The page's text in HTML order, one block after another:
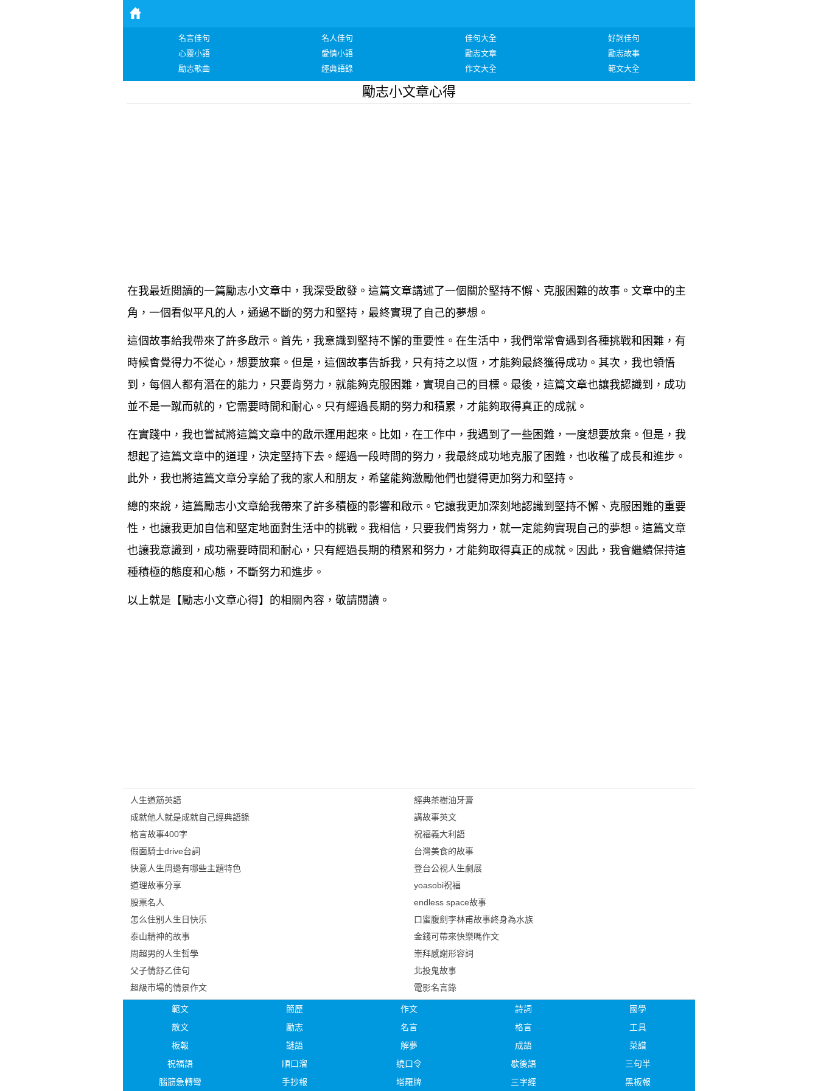
名言佳句 名人佳句 佳句大全
好詞佳句
心靈小語
愛情小語 勵志文章
勵志故事
勵志歌曲
經典語錄 作文大全 範文大全
勵志小文章心得
在我最近閱讀的一篇勵志小文章中，我深受啟發。這篇文章講述了一個關於堅持不懈、克服困難的故事。文章中的主
角，一個看似平凡的人，通過不斷的努力和堅持，最終實現了自己的夢想。
這個故事給我帶來了許多啟示。首先，我意識到堅持不懈的重要性。在生活中，我們常常會遇到各種挑戰和困難，有
時候會覺得力不從心，想要放棄。但是，這個故事告訴我，只有持之以恆，才能夠最終獲得成功。其次，我也領悟
到，每個人都有潛在的能力，只要肯努力，就能夠克服困難，實現自己的目標。最後，這篇文章也讓我認識到，成功
並不是一蹴而就的，它需要時間和耐心。只有經過長期的努力和積累，才能夠取得真正的成就。
在實踐中，我也嘗試將這篇文章中的啟示運用起來。比如，在工作中，我遇到了一些困難，一度想要放棄。但是，我
想起了這篇文章中的道理，決定堅持下去。經過一段時間的努力，我最終成功地克服了困難，也收穫了成長和進步。
此外，我也將這篇文章分享給了我的家人和朋友，希望能夠激勵他們也變得更加努力和堅持。
總的來說，這篇勵志小文章給我帶來了許多積極的影響和啟示。它讓我更加深刻地認識到堅持不懈、克服困難的重要
性，也讓我更加自信和堅定地面對生活中的挑戰。我相信，只要我們肯努力，就一定能夠實現自己的夢想。這篇文章
也讓我意識到，成功需要時間和耐心，只有經過長期的積累和努力，才能夠取得真正的成就。因此，我會繼續保持這
種積極的態度和心態，不斷努力和進步。
以上就是【勵志小文章心得】的相關內容，敬請閱讀。
人生道筋英語
成就他人就是成就自己經典語錄
格言故事400字
假面騎士drive台詞
快意人生周邊有哪些主題特色
道理故事分享
股票名人
怎么住别人生日快乐
泰山精神的故事
周超男的人生哲學
父子情舒乙佳句
超級市場的情景作文
經典茶樹油牙膏
講故事英文
祝福義大利語
台灣美食的故事
登台公視人生劇展
yoasobi祝福
endless space故事
口蜜腹劍李林甫故事終身為水族
金錢可帶來快樂嗎作文
崇拜感謝形容詞
北投鬼故事
電影名言錄
範文 簡歷 作文 詩詞
國學
散文
勵志 名言 格言
工具
板報
謎語 解夢 成語
菜譜
祝福語
順口溜 繞口令 歇後語
三句半
腦筋急轉彎
手抄報 塔羅牌 三字經 黑板報